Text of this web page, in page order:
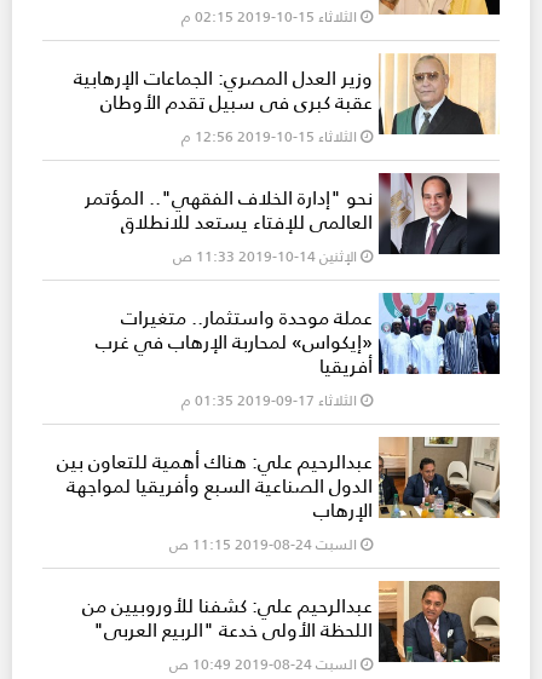
الثلاثاء 15-10-2019 02:15 م
وزير العدل المصري: الجماعات الإرهابية
عقبة كبرى في سبيل تقدم الأوطان
الثلاثاء 15-10-2019 12:56 م
نحو "إدارة الخلاف الفقهي".. المؤتمر
العالمي للإفتاء يستعد للانطلاق
الإثنين 14-10-2019 11:33 ص
عملة موحدة واستثمار.. متغيرات
«إيكواس» لمحاربة الإرهاب في غرب
أفريقيا
الثلاثاء 17-09-2019 01:35 م
عبدالرحيم علي: هناك أهمية للتعاون بين
الدول الصناعية السبع وأفريقيا لمواجهة
الإرهاب
السبت 24-08-2019 11:15 ص
عبدالرحيم علي: كشفنا للأوروبيين من
اللحظة الأولى خدعة "الربيع العربي"
السبت 24-08-2019 10:49 ص